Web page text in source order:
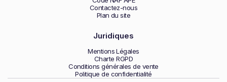
Contactez-nous
Plan du site
Juridiques
Mentions Légales
Charte RGPD
Conditions générales de vente
Politique de confidentialité